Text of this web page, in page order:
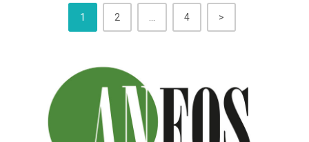
1 2 4 >